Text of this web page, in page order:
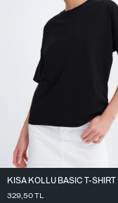
329,50TL